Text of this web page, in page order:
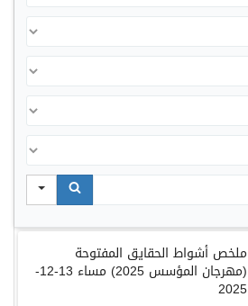
ملخص أشواط الحقايق المفتوحة
(مهرجان المؤسس 2025) مساء 13-12-
2025